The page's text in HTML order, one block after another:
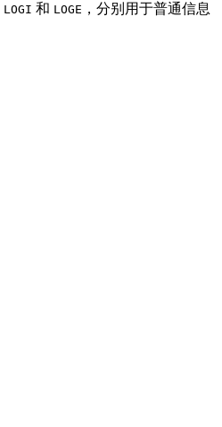
LOGI 和 LOGE ，分别用于普通信息